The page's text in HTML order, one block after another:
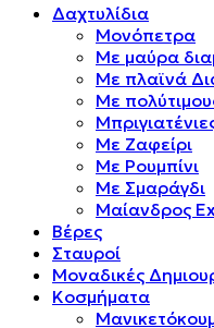
Δαχτυλίδια
Μονόπετρα
Mε μαύρα
Mε πλαϊνά
Mε
Με Ζαφείρι
Με Ρουμπίνι
Με Σμαράγδι
Μαίανδρος
Βέρες
Σταυροί
Μοναδικές
Κοσμήματα